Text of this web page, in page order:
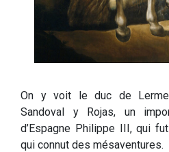
On y voit le duc de
Sandoval y Rojas, un
d’Espagne Philippe III, qui
qui connut des mésaventures.